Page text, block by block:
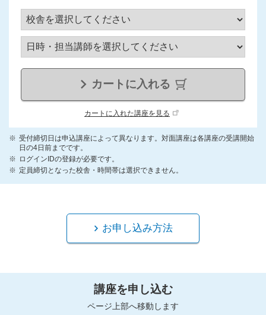
カートに入れる
カートに入れた講座を見る
受付締切日は申込講座によって異なります。対面講座は各講座の受講開始
日の4日前までです。
ログインIDの登録が必要です。
定員締切となった校舎・時間帯は選択できません。
お申し込み方法
講座を申し込む
ページ上部へ移動します